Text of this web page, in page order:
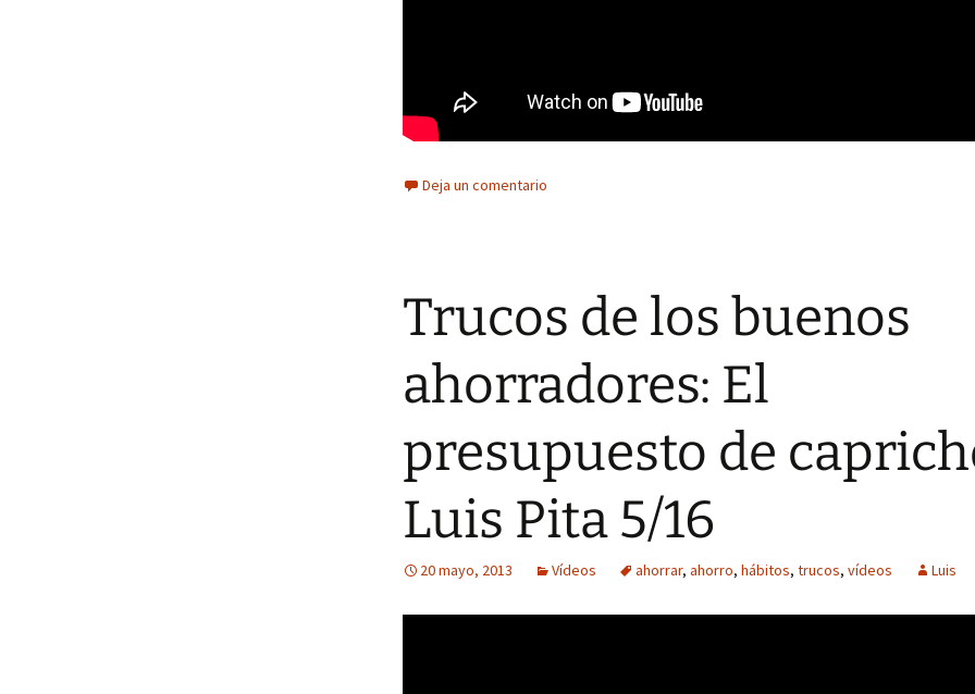
Deja un comentario
Trucos de los buenos
ahorradores: El
presupuesto de
Luis Pita 5/16
20 mayo, 2013 Vídeos ahorrar, ahorro, hábitos, trucos, vídeos Luis